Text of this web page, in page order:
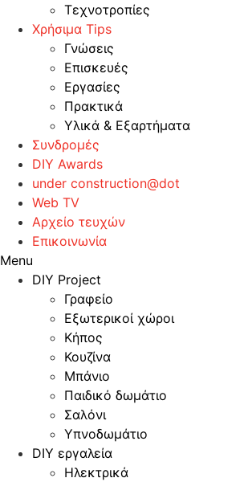
Τεχνοτροπίες
Χρήσιμα Tips
Γνώσεις
Επισκευές
Εργασίες
Πρακτικά
Υλικά & Εξαρτήματα
Συνδρομές
DIY Awards
under construction@dot
Web TV
Αρχείο τευχών
Επικοινωνία
Menu
DIY Project
Γραφείο
Εξωτερικοί χώροι
Κήπος
Κουζίνα
Μπάνιο
Παιδικό δωμάτιο
Σαλόνι
Υπνοδωμάτιο
DIY εργαλεία
Ηλεκτρικά